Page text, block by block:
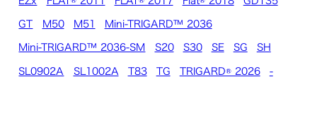
GT M50 M51 Mini-TRIGARD™ 2036
Mini-TRIGARD™ 2036-SM S20 S30 SE SG SH
SL0902A SL1002A T83 TG TRIGARD® 2026 -